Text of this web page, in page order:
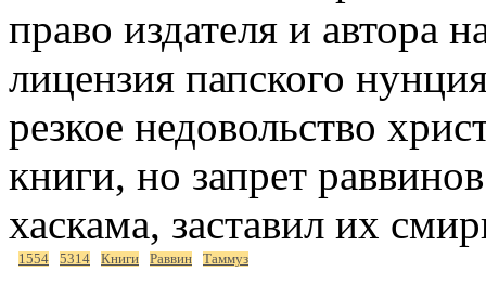
право издателя и автора
лицензия папского
резкое недовольство
книги, но запрет
хаскама, заставил их
1554 5314 Книги Раввин Таммуз